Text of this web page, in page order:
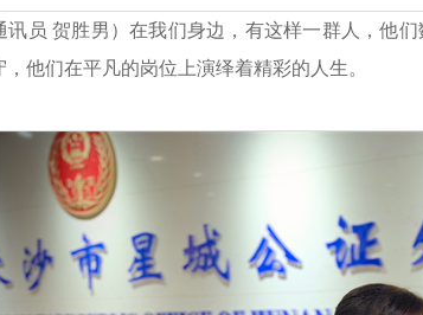
讯员 贺胜男）在我们身边，有这样一群人，他
他们在平凡的岗位上演绎着精彩的人生。